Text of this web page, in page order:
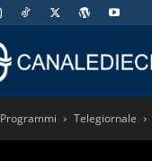
Programmi Telegiornale